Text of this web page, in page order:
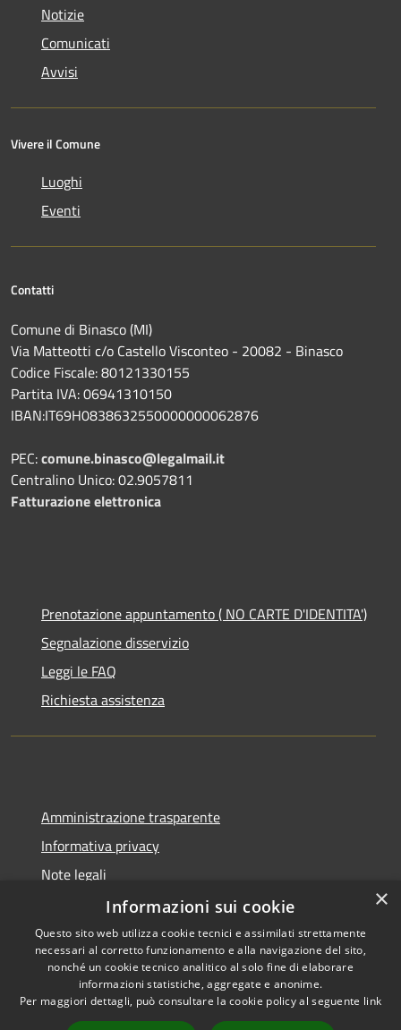
Notizie
Comunicati
Avvisi
Vivere il Comune
Luoghi
Eventi
Contatti
Comune di Binasco (MI)
Via Matteotti c/o Castello Visconteo - 20082 - Binasco
Codice Fiscale: 80121330155
Partita IVA: 06941310150
IBAN:IT69H0838632550000000062876
PEC:comune.binasco@legalmail.it
Centralino Unico: 02.9057811
Fatturazione elettronica
Prenotazione appuntamento ( NO CARTE D'IDENTITA')
Segnalazione disservizio
Leggi le FAQ
Richiesta assistenza
Amministrazione trasparente
Informativa privacy
Note legali
Dichiarazione di accessibilità
RSS
Accessibilità
Copyright © 2026 • Comune di
Binasco • Powered by
×
Informazioni sui cookie
Questo sito web utilizza cookie tecnici e assimilati strettamente
necessari al corretto funzionamento e alla navigazione del sito,
nonché un cookie tecnico analitico al solo fine di elaborare
informazioni statistiche, aggregate e anonime.
Per maggiori dettagli, può consultare la cookie policy al seguente link